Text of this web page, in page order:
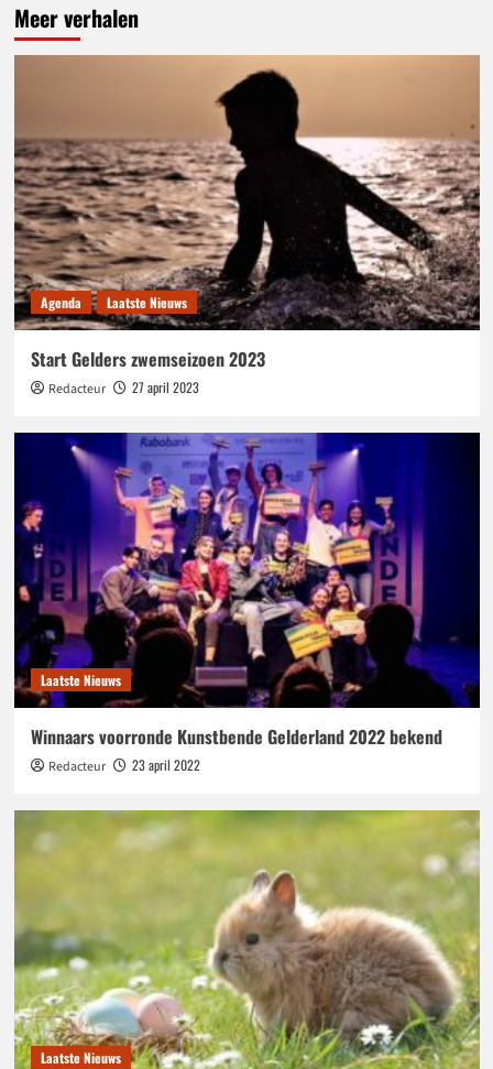
Meer verhalen
Agenda Laatste Nieuws
Start Gelders zwemseizoen 2023
Redacteur 27 april 2023
Laatste Nieuws
Winnaars voorronde Kunstbende Gelderland 2022 bekend
Redacteur 23 april 2022
Laatste Nieuws